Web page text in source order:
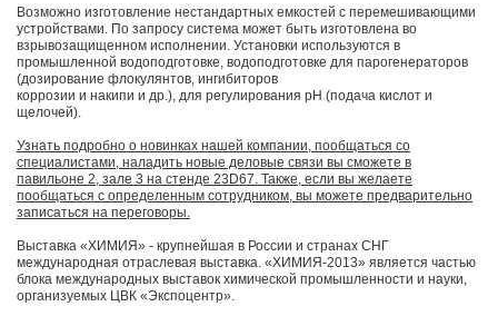
Возможно изготовление нестандартных емкостей с перемешивающими
устройствами. По запросу система может быть изготовлена во
взрывозащищенном исполнении. Установки используются в
промышленной водоподготовке, водоподготовке для парогенераторов
(дозирование флокулянтов, ингибиторов
коррозии и накипи и др.), для регулирования pH (подача кислот и
щелочей).
Узнать подробно о новинках нашей компании, пообщаться со
специалистами, наладить новые деловые связи вы сможете в
павильоне 2, зале 3 на стенде 23D67. Также, если вы желаете
пообщаться с определенным сотрудником, вы можете предварительно
записаться на переговоры.
Выставка «ХИМИЯ» - крупнейшая в России и странах СНГ
международная отраслевая выставка. «ХИМИЯ-2013» является частью
блока международных выставок химической промышленности и науки,
организуемых ЦВК «Экспоцентр».